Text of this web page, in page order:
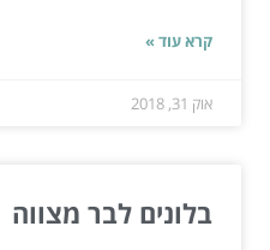
קרא עוד »
אוק 31, 2018
בלונים לבר מצווה